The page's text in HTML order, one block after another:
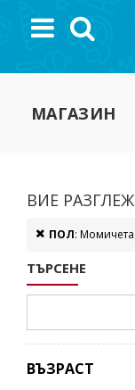
МАГАЗИН
ВИЕ
ПОЛ: Момичета
ТЪРСЕНЕ
ВЪЗРАСТ